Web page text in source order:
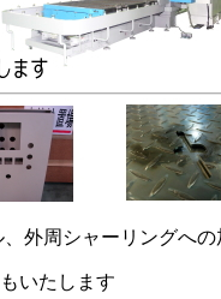
外周シャーリングへ
いたします